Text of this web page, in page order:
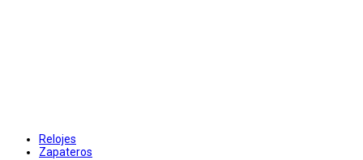
Relojes
Zapateros